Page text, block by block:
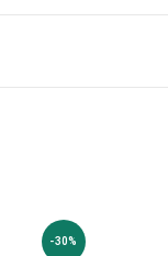
-30%